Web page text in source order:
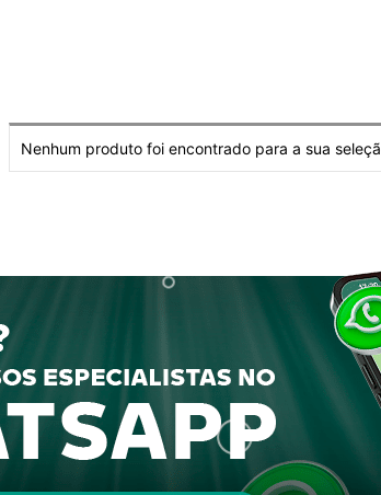
Nenhum produto foi encontrado para a sua